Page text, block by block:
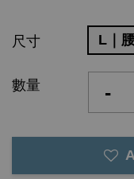
尺寸 L｜
數量 -